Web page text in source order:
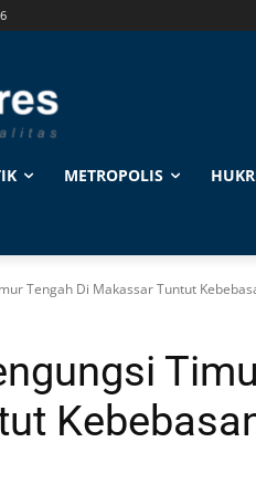
METROPOLIS
Tengah Di Makassar Tuntut